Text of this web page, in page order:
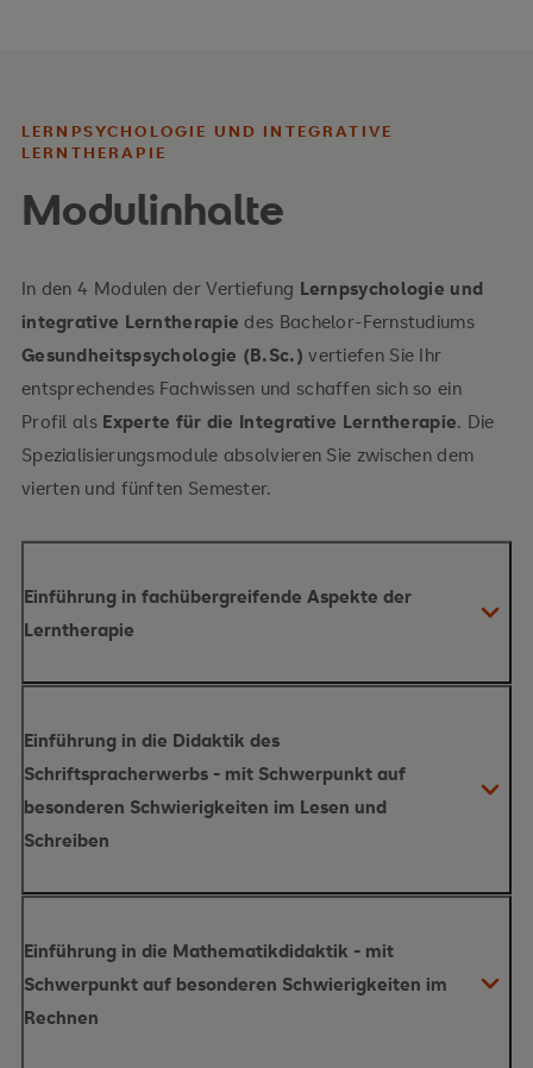
LERNPSYCHOLOGIE UND INTEGRATIVE
LERNTHERAPIE
Modulinhalte
In den 4 Modulen der Vertiefung Lernpsychologie und
integrative Lerntherapiedes Bachelor-Fernstudiums
Gesundheitspsychologie (B.Sc.)vertiefen Sie Ihr
entsprechendes Fachwissen und schaffen sich so ein
Profil als Experte für die Integrative Lerntherapie. Die
Spezialisierungsmodule absolvieren Sie zwischen dem
vierten und fünften Semester.
Einführung in fachübergreifende Aspekte der
Lerntherapie
praxisnahen Bearbeitung von
Belastungen bei Kindern
Einführung in die Didaktik des
Schriftspracherwerbs - mit Schwerpunkt auf
besonderen Schwierigkeiten im Lesen und
Schreiben
Didaktik des Schriftspracherwerbs
Einführung in die Mathematikdidaktik - mit
Schwerpunkt auf besonderen Schwierigkeiten im
Rechnen